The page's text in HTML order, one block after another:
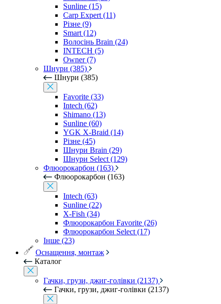
Sunline (15)
Carp Expert (11)
Різне (9)
Smart (12)
Волосінь Brain (24)
INTECH (5)
Owner (7)
Шнури (385)
Шнури (385)
Favorite (33)
Intech (62)
Shimano (13)
Sunline (60)
YGK X-Braid (14)
Різне (45)
Шнури Brain (29)
Шнури Select (129)
Флюорокарбон (163)
Флюорокарбон (163)
Intech (63)
Sunline (22)
X-Fish (34)
Флюорокарбон Favorite (26)
Флюорокарбон Select (17)
Інше (23)
Оснащення, монтаж
Каталог
Гачки, грузи, джиг-голівки (2137)
Гачки, грузи, джиг-голівки (2137)